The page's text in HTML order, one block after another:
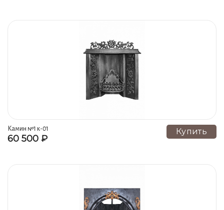
Камин №1 к-01
60 500 ₽
Купить